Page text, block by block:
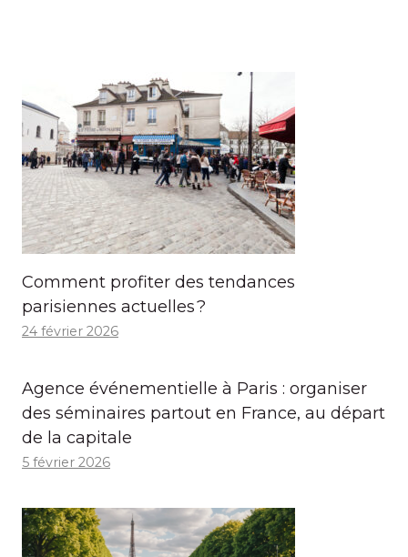
Comment profiter des tendances
parisiennes actuelles ?
24 février 2026
Agence événementielle à Paris : organiser
des séminaires partout en France, au départ
de la capitale
5 février 2026